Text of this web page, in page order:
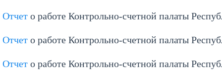
Отчет о работе Контрольно-счетной палаты
Отчет о работе Контрольно-счетной палаты
Отчет о работе Контрольно-счетной палаты